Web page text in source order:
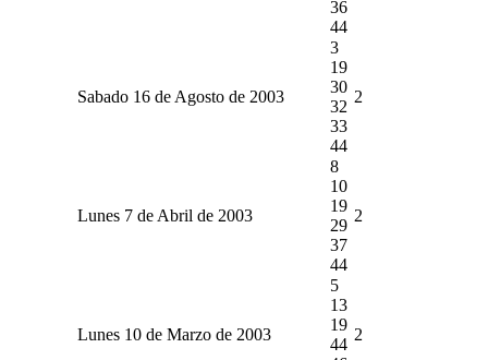
36
44
Sabado 16 de Agosto de 2003
3
19
30
32
33
44
2
Lunes 7 de Abril de 2003
8
10
19
29
37
44
2
Lunes 10 de Marzo de 2003
5
13
19
44
2